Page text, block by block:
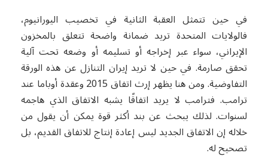
في حين تتمثل العقبة الثانية في تخصيب اليورانيوم،
فالولايات المتحدة تريد ضمانة واضحة تتعلق بالمخزون
الإيراني، سواء عبر إخراجه أو تسليمه أو وضعه تحت آلية
تحقق صارمة. في حين لا تريد إيران التنازل عن هذه الورقة
التفاوضية. ومن هنا يظهر إرث اتفاق 2015 وعقدة أوباما عند
ترامب. فترامب لا يريد اتفاقًا يشبه الاتفاق الذي هاجمه
لسنوات. لذلك يبحث عن بند أكثر قوة يمكن أن يقول من
خلاله إن الاتفاق الجديد ليس إعادة إنتاج للاتفاق القديم، بل
تصحيح له.